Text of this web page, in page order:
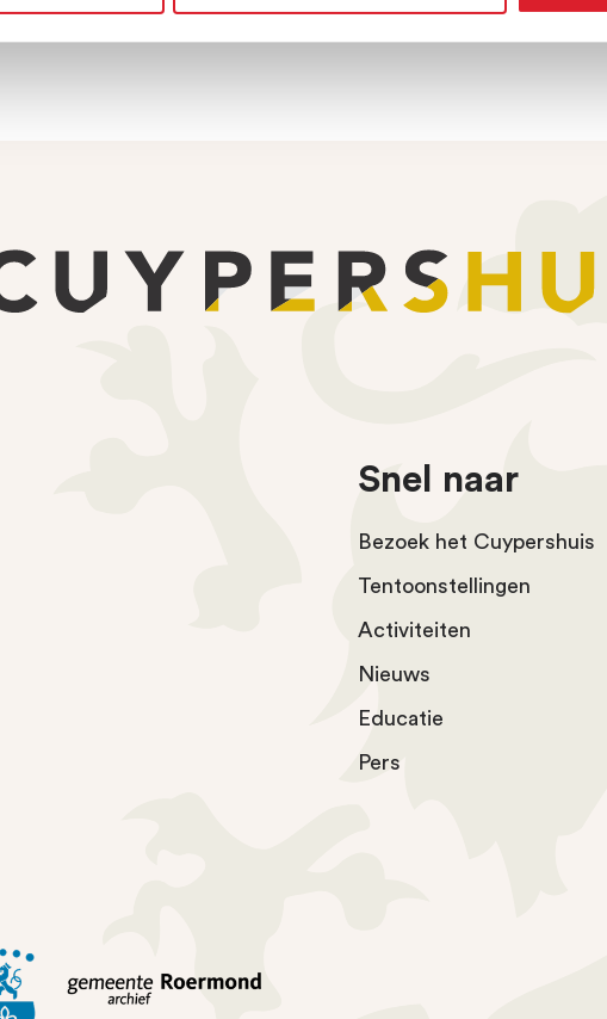
Snel naar
Bezoek het Cuypershuis
Tentoonstellingen
Activiteiten
Nieuws
Educatie
Pers